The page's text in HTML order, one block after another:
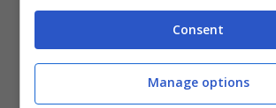
Consent
Manage options